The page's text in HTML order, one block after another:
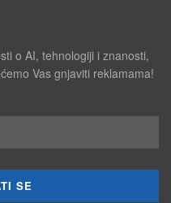
o AI, tehnologiji i znanosti,
Vas gnjaviti reklamama!